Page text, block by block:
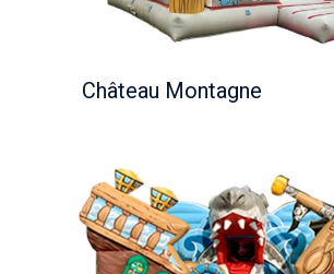
Château Montagne